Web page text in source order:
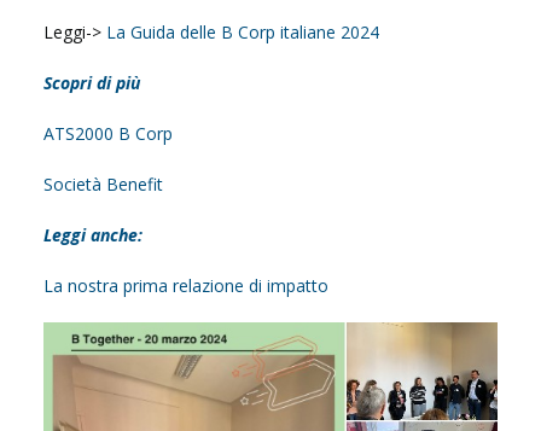
Leggi-> La Guida delle B Corp italiane 2024
Scopri di più
ATS2000 B Corp
Società Benefit
Leggi anche:
La nostra prima relazione di impatto